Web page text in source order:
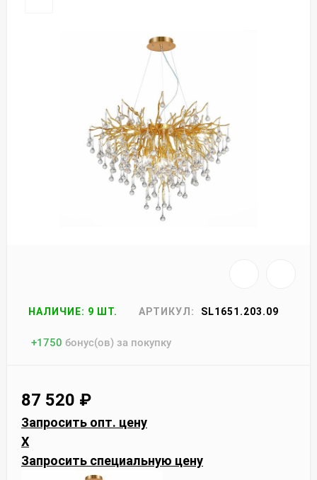
НАЛИЧИЕ: 9 ШТ. АРТИКУЛ: SL1651.203.09
+1750 бонус(ов) за покупку
87 520 ₽
Запросить опт. цену
X
Запросить специальную цену